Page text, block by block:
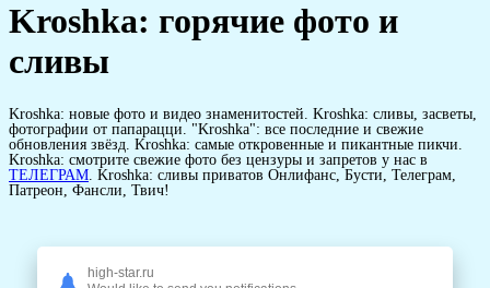
Kroshka: горячие фото и
сливы
Kroshka: новые фото и видео знаменитостей. Kroshka: сливы, засветы,
фотографии от папарацци. "Kroshka": все последние и свежие
обновления звёзд. Kroshka: самые откровенные и пикантные пикчи.
Kroshka: смотрите свежие фото без цензуры и запретов у нас в
ТЕЛЕГРАМ . Kroshka: сливы приватов Онлифанс, Бусти, Телеграм,
Патреон, Фансли, Твич!
high-star.ru